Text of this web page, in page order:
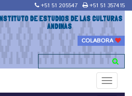
+51 51 205547 +51 51 357415
INSTITUTO DE ESTUDIOS DE LAS CULTURAS
ANDINAS
COLABORA
Toggle